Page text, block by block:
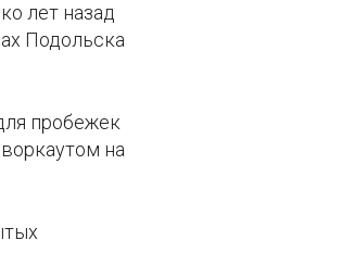
лет назад
Подольска
пробежек
на